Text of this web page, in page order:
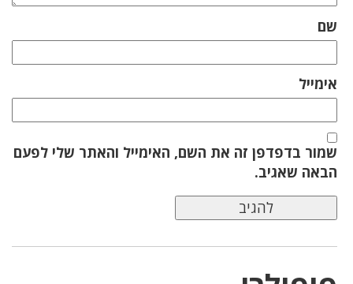
שם
אימייל
שמור בדפדפן זה את השם, האימייל והאתר שלי לפעם
הבאה שאגיב.